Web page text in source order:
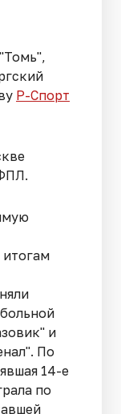
Р-Спорт
итогам
и
По
14-е
по